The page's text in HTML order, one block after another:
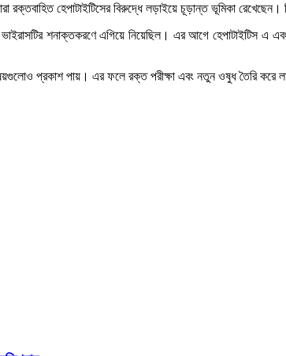
রক্তবাহিত হেপাটাইটিসের বিরুদ্ধে লড়াইয়ে চূড়ান্ত ভূমিকা
শনাক্তকরণে এগিয়ে নিয়েছিল। এর আগে হেপাটাইটিস এ
প্রকাশ পায়। এর ফলে রক্ত পরীক্ষা এবং নতুন ওষুধ তৈরি করে